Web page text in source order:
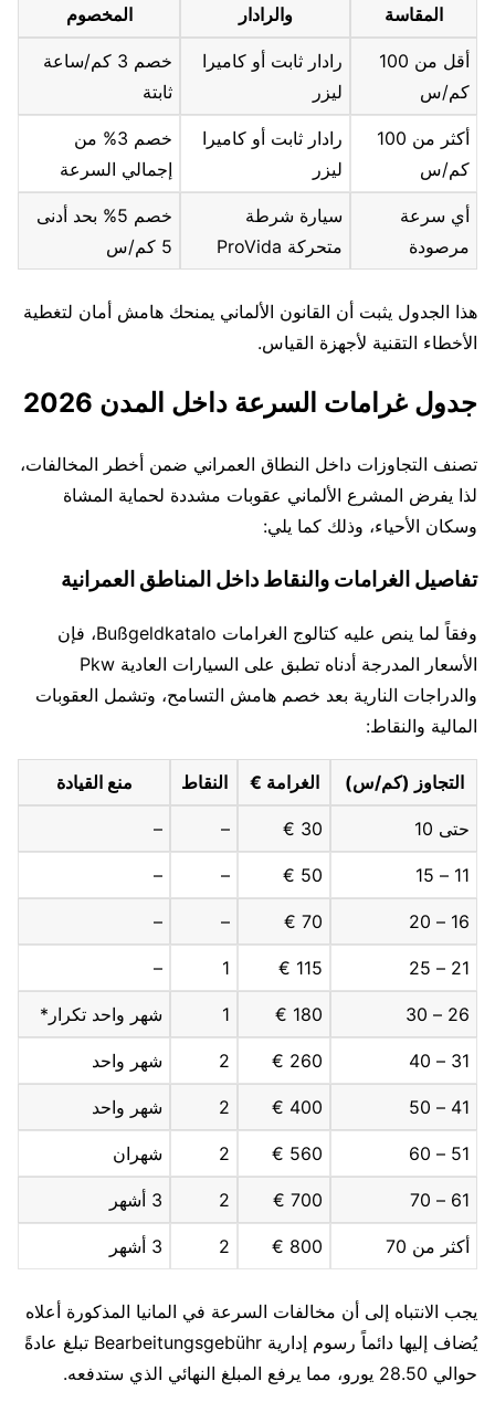
المقاسة
والرادار
المخصوم
أقل من 100
كم/س
رادار ثابت أو كاميرا
ليزر
خصم 3 كم/ساعة
ثابتة
أكثر من 100
كم/س
رادار ثابت أو كاميرا
ليزر
خصم 3% من
إجمالي السرعة
أي سرعة
مرصودة
سيارة شرطة
متحركة ProVida
خصم 5% بحد أدنى
5 كم/س
هذا الجدول يثبت أن القانون الألماني يمنحك هامش أمان لتغطية
الأخطاء التقنية لأجهزة القياس.
جدول غرامات السرعة داخل المدن 2026
تصنف التجاوزات داخل النطاق العمراني ضمن أخطر المخالفات،
لذا يفرض المشرع الألماني عقوبات مشددة لحماية المشاة
وسكان الأحياء، وذلك كما يلي:
تفاصيل الغرامات والنقاط داخل المناطق العمرانية
وفقاً لما ينص عليه كتالوج الغرامات Bußgeldkatalo، فإن
الأسعار المدرجة أدناه تطبق على السيارات العادية Pkw
والدراجات النارية بعد خصم هامش التسامح، وتشمل العقوبات
المالية والنقاط:
التجاوز (كم/س) الغرامة € النقاط منع القيادة
حتى 10 30 €
–
–
11 – 15
50 €
–
–
16 – 20
70 €
–
–
21 – 25
115 €
1
–
26 – 30
180 €
1 شهر واحد تكرار*
31 – 40
260 €
2 شهر واحد
41 – 50
400 €
2 شهر واحد
51 – 60
560 €
2 شهران
61 – 70
700 €
2 3 أشهر
أكثر من 70 800 €
2 3 أشهر
يجب الانتباه إلى أن مخالفات السرعة في المانيا المذكورة أعلاه
يُضاف إليها دائماً رسوم إدارية Bearbeitungsgebühr تبلغ عادةً
حوالي 28.50 يورو، مما يرفع المبلغ النهائي الذي ستدفعه.